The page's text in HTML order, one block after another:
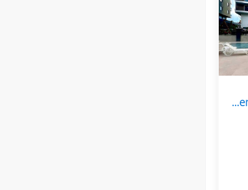
آپارتمان ۲+۱ در کارگیجاک، Vista Orange Residence